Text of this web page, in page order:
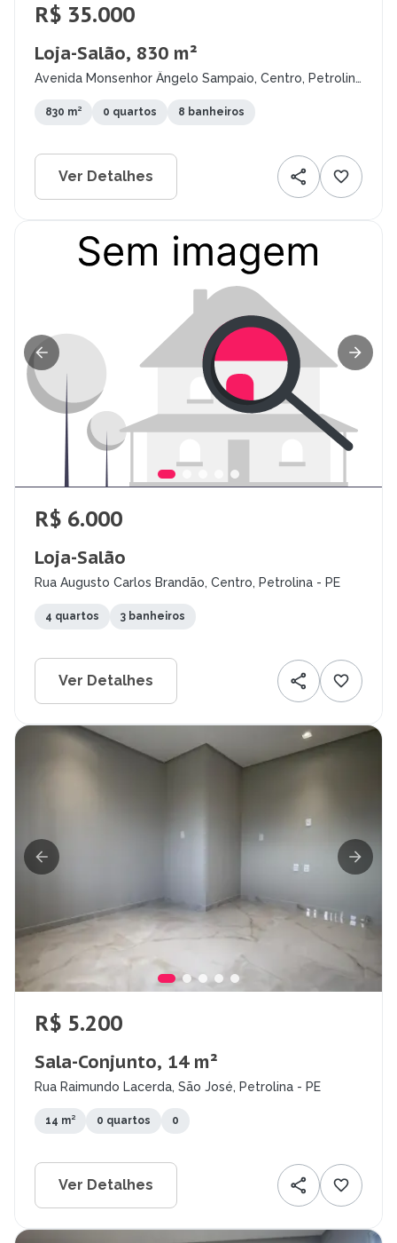
R$ 35.000
Loja-Salão, 830 m²
Avenida Monsenhor Ângelo Sampaio, Centro, Petrolina
830 m² 0 quartos 8 banheiros
Ver Detalhes
R$ 6.000
Loja-Salão
Rua Augusto Carlos Brandão, Centro, Petrolina - PE
4 quartos 3 banheiros
Ver Detalhes
R$ 5.200
Sala-Conjunto, 14 m²
Rua Raimundo Lacerda, São José, Petrolina - PE
14 m² 0 quartos 0
Ver Detalhes